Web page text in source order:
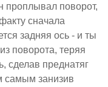
проплывал поворот,
сначала
задняя ось - и ты
поворота, теряя
сделав преднатяг
самым занизив